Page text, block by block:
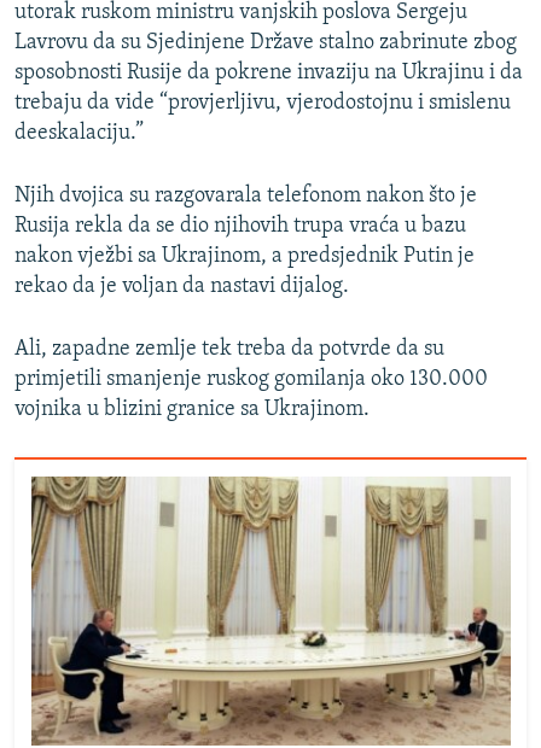
MOJA EVROPA
TRI DECENIJE OD RATA U BIH
SVE KARTE DEJTONA
utorak ruskom ministru vanjskih poslova Sergeju
Lavrovu da su Sjedinjene Države stalno zabrinute zbog
sposobnosti Rusije da pokrene invaziju na Ukrajinu i da
trebaju da vide “provjerljivu, vjerodostojnu i smislenu
deeskalaciju.”
Njih dvojica su razgovarala telefonom nakon što je
Rusija rekla da se dio njihovih trupa vraća u bazu
nakon vježbi sa Ukrajinom, a predsjednik Putin je
rekao da je voljan da nastavi dijalog.
Ali, zapadne zemlje tek treba da potvrde da su
primjetili smanjenje ruskog gomilanja oko 130.000
vojnika u blizini granice sa Ukrajinom.